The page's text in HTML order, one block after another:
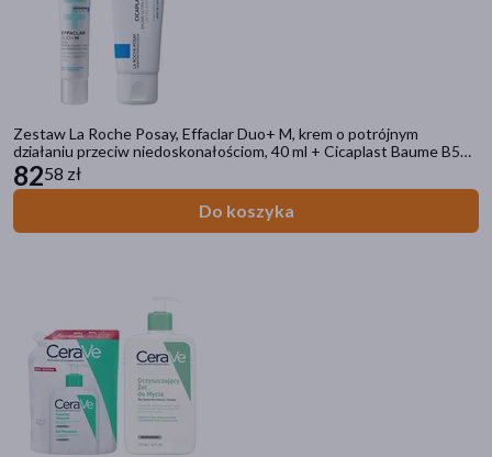
Zestaw La Roche Posay, Effaclar Duo+ M, krem o potrójnym
działaniu przeciw niedoskonałościom, 40 ml + Cicaplast Baume B5+,
balsam kojący do twarzy i ciała, 40 ml
8258 zł
Do koszyka
pokaż więcej
Alergeny
soja(4)
Dieta
(4)
Zalecenia żywieniowe
Zawiera soję(4)
Zawiera mleko(4)
Linia produktowa